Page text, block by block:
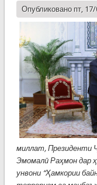
Опубликовано пт,
миллат, Президенти
Эмомалӣ Раҳмон дар
унвони “Ҳамкории